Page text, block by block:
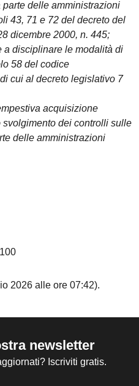
parte delle amministrazioni
43, 71 e 72 del decreto del
dicembre 2000, n. 445;
a disciplinare le modalità di
58 del codice
cui al decreto legislativo 7
acquisizione
svolgimento dei controlli sulle
delle amministrazioni
2026 alle ore 07:42).
newsletter
Iscriviti gratis.